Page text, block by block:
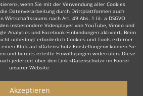
wenn Sie mit der Verwendung aller Cookies
Datenverarbeitung durch Drittplattformen auch
Wirtschaftsraums nach Art. 49 Abs. 1 lit. a DSGVO
insbesondere Videoplayer von YouTube, Vimeo und
Analytics und Facebook-Einbindungen aktiviert. Beim
unbedingt erforderlich Cookies und Tools externer
Klick auf «Datenschutz-Einstellungen» können Sie
und bereits erteilte Einwilligungen widerrufen. Diese
jederzeit über den Link «Datenschutz» im Footer
unserer Website.
Akzeptieren